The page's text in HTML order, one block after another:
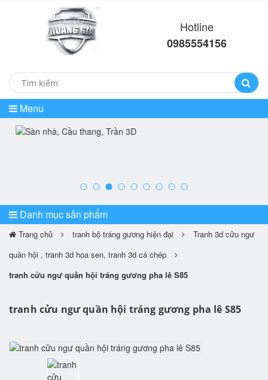
Hotline
0985554156
Menu
Danh mục sản phẩm
Trang chủ tranh bộ tráng gương hiện đại
Tranh 3d cửu ngư
quần hội , tranh 3d hoa sen, tranh 3d cá chép
tranh cửu ngư quần hội tráng gương pha lê S85
tranh cửu ngư quần hội tráng gương pha lê S85